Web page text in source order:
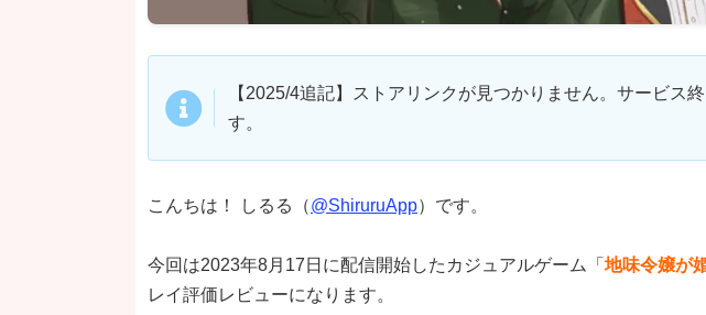
【2025/4追記】ストアリンクが見つかりません。サービス
す。
こんちは！ しるる（@ShiruruApp）です。
今回は2023年8月17日に配信開始したカジュアルゲーム「 地味令嬢が
レイ評価レビューになります。